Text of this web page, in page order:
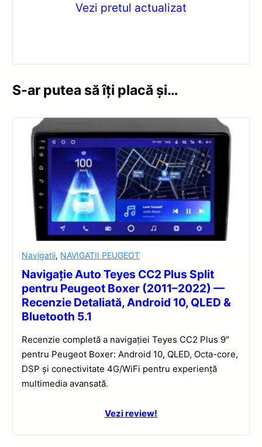
Vezi pretul actualizat
S-ar putea să îți placă și…
Navigatii, NAVIGATII PEUGEOT
Navigație Auto Teyes CC2 Plus Split
pentru Peugeot Boxer (2011–2022) —
Recenzie Detaliată, Android 10, QLED &
Bluetooth 5.1
Recenzie completă a navigației Teyes CC2 Plus 9″
pentru Peugeot Boxer: Android 10, QLED, Octa-core,
DSP și conectivitate 4G/WiFi pentru experiență
multimedia avansată.
Vezi review!